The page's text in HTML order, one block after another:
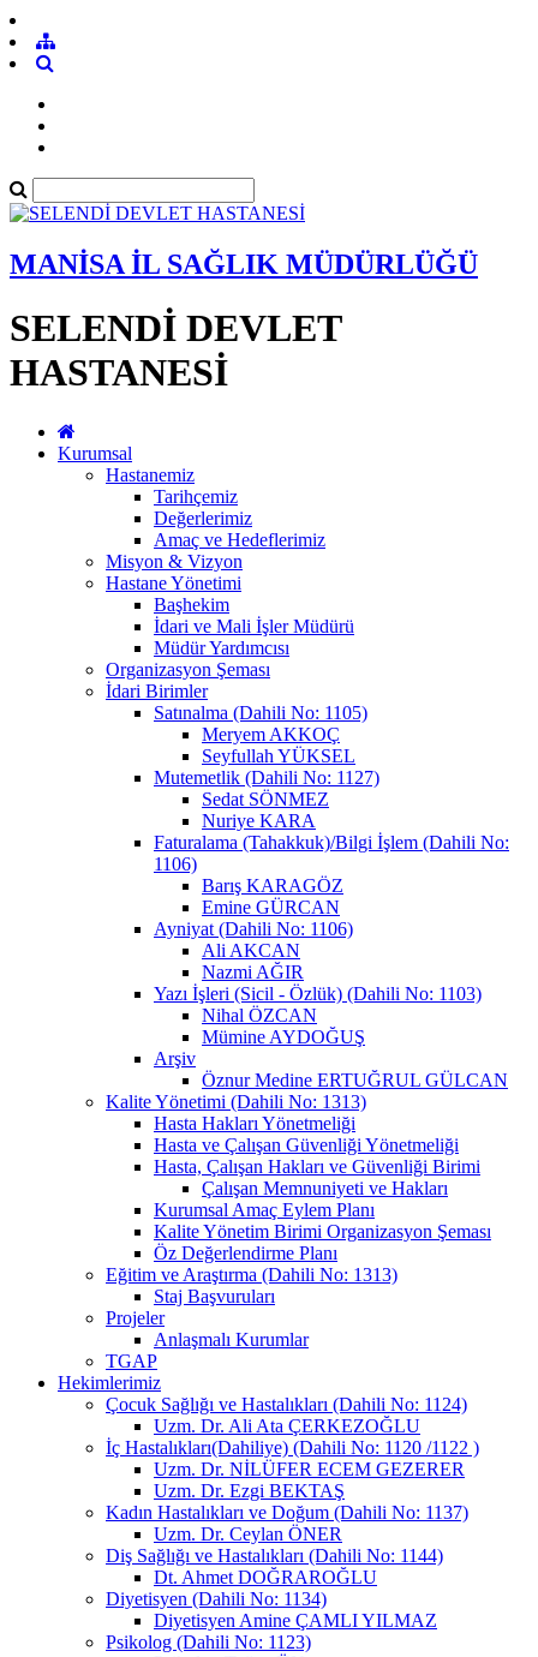
MANİSA İL SAĞLIK MÜDÜRLÜĞÜ
SELENDİ DEVLET
HASTANESİ
Kurumsal
Hastanemiz
Tarihçemiz
Değerlerimiz
Amaç ve Hedeflerimiz
Misyon & Vizyon
Hastane Yönetimi
Başhekim
İdari ve Mali İşler Müdürü
Müdür Yardımcısı
Organizasyon Şeması
İdari Birimler
Satınalma (Dahili No: 1105)
Meryem AKKOÇ
Seyfullah YÜKSEL
Mutemetlik (Dahili No: 1127)
Sedat SÖNMEZ
Nuriye KARA
Faturalama (Tahakkuk)/Bilgi İşlem (Dahili No:
1106)
Barış KARAGÖZ
Emine GÜRCAN
Ayniyat (Dahili No: 1106)
Ali AKCAN
Nazmi AĞIR
Yazı İşleri (Sicil - Özlük) (Dahili No: 1103)
Nihal ÖZCAN
Mümine AYDOĞUŞ
Arşiv
Öznur Medine ERTUĞRUL GÜLCAN
Kalite Yönetimi (Dahili No: 1313)
Hasta Hakları Yönetmeliği
Hasta ve Çalışan Güvenliği Yönetmeliği
Hasta, Çalışan Hakları ve Güvenliği Birimi
Çalışan Memnuniyeti ve Hakları
Kurumsal Amaç Eylem Planı
Kalite Yönetim Birimi Organizasyon Şeması
Öz Değerlendirme Planı
Eğitim ve Araştırma (Dahili No: 1313)
Staj Başvuruları
Projeler
Anlaşmalı Kurumlar
TGAP
Hekimlerimiz
Çocuk Sağlığı ve Hastalıkları (Dahili No: 1124)
Uzm. Dr. Ali Ata ÇERKEZOĞLU
İç Hastalıkları(Dahiliye) (Dahili No: 1120 /1122 )
Uzm. Dr. NİLÜFER ECEM GEZERER
Uzm. Dr. Ezgi BEKTAŞ
Kadın Hastalıkları ve Doğum (Dahili No: 1137)
Uzm. Dr. Ceylan ÖNER
Diş Sağlığı ve Hastalıkları (Dahili No: 1144)
Dt. Ahmet DOĞRAROĞLU
Diyetisyen (Dahili No: 1134)
Diyetisyen Amine ÇAMLI YILMAZ
Psikolog (Dahili No: 1123)